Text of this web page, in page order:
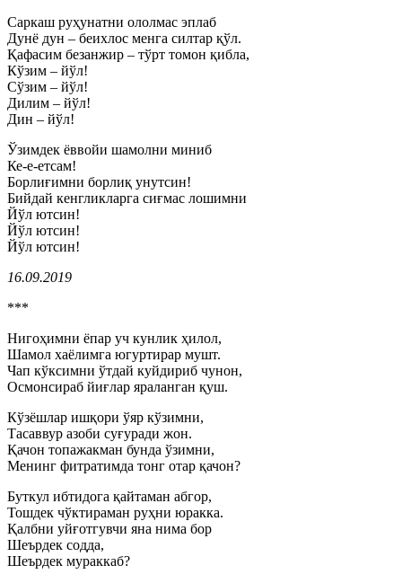
Саркаш руҳунатни ололмас эплаб
Дунё дун – беихлос менга силтар қўл.
Қафасим безанжир – тўрт томон қибла,
Кўзим – йўл!
Сўзим – йўл!
Дилим – йўл!
Дин – йўл!
Ўзимдек ёввойи шамолни миниб
Ке-е-етсам!
Борлиғимни борлиқ унутсин!
Бийдай кенгликларга сиғмас лошимни
Йўл ютсин!
Йўл ютсин!
Йўл ютсин!
16.09.2019
***
Нигоҳимни ёпар уч кунлик ҳилол,
Шамол хаёлимга югуртирар мушт.
Чап кўксимни ўтдай куйдириб чунон,
Осмонсираб йиғлар яраланган қуш.
Кўзёшлар ишқори ўяр кўзимни,
Тасаввур азоби суғуради жон.
Қачон топажакман бунда ўзимни,
Менинг фитратимда тонг отар қачон?
Буткул ибтидога қайтаман абгор,
Тошдек чўктираман руҳни юракка.
Қалбни уйғотгувчи яна нима бор
Шеърдек содда,
Шеърдек мураккаб?